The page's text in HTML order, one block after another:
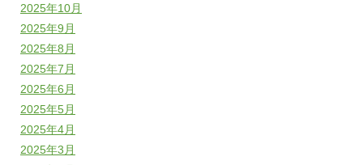
2025年10月
2025年9月
2025年8月
2025年7月
2025年6月
2025年5月
2025年4月
2025年3月